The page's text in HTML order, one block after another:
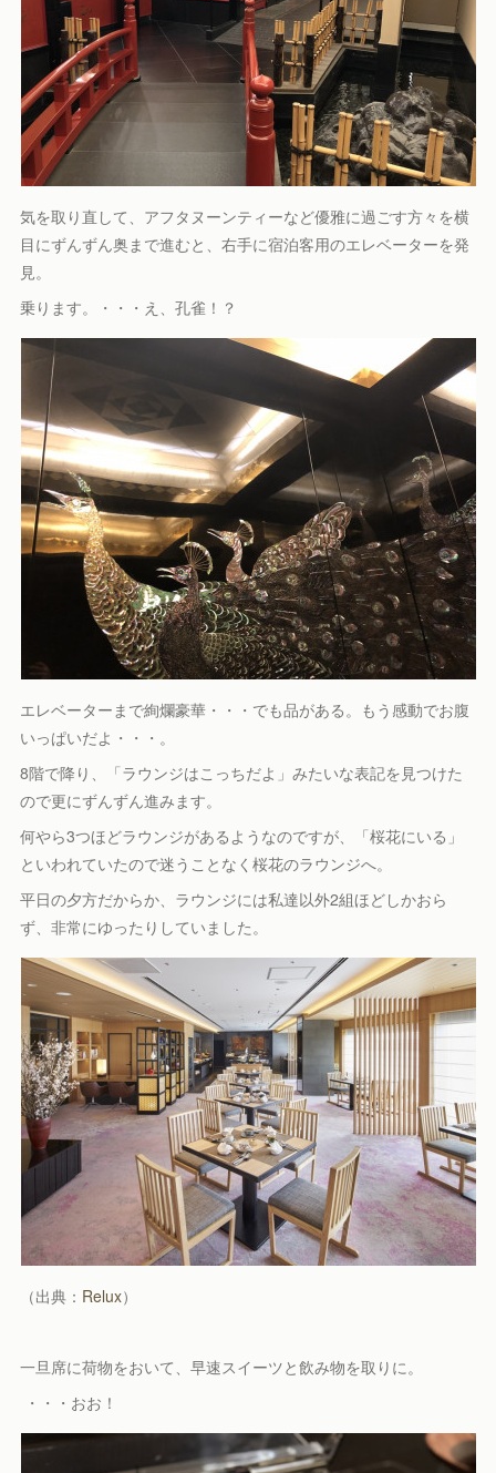
気を取り直して、アフタヌーンティーなど優雅に過ごす方々を横
目にずんずん奥まで進むと、右手に宿泊客用のエレベーターを発
見。
乗ります。・・・え、孔雀！？
エレベーターまで絢爛豪華・・・でも品がある。もう感動でお腹
いっぱいだよ・・・。
8階で降り、「ラウンジはこっちだよ」みたいな表記を見つけた
ので更にずんずん進みます。
何やら3つほどラウンジがあるようなのですが、「桜花にいる」
といわれていたので迷うことなく桜花のラウンジへ。
平日の夕方だからか、ラウンジには私達以外2組ほどしかおら
ず、非常にゆったりしていました。
（出典： Relux）
一旦席に荷物をおいて、早速スイーツと飲み物を取りに。
・・・おお！